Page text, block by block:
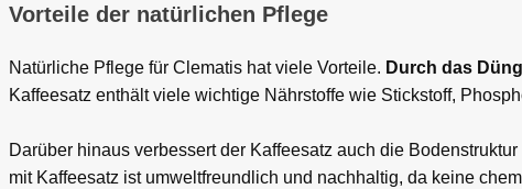
Vorteile der natürlichen Pflege
Natürliche Pflege für Clematis hat viele Vorteile. Durch das
Kaffeesatz enthält viele wichtige Nährstoffe wie Stickstoff,
Darüber hinaus verbessert der Kaffeesatz auch die
mit Kaffeesatz ist umweltfreundlich und nachhaltig, da keine